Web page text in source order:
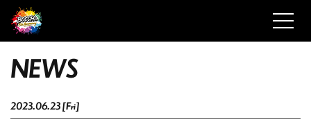
NEWS
2023.06.23 [Fri]